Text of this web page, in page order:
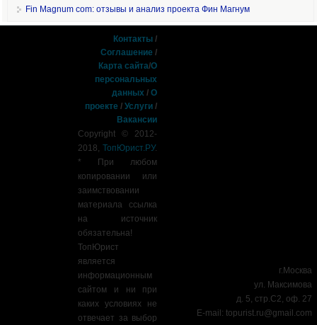
Fin Magnum com: отзывы и анализ проекта Фин Магнум
Контакты /
Соглашение /
Карта сайта/О
персональных
данных /О
проекте /Услуги /
Вакансии
Copyright © 2012-
2018,ТопЮрист.РУ.
* При любом
копировании или
заимствовании
материала ссылка
на источник
обязательна!
ТопЮрист
является
информационным
сайтом и ни при
каких условиях не
отвечает за выбор
г.Москва
ул. Максимова
д. 5, стр.С2, оф. 27
E-mail:topurist.ru@gmail.com